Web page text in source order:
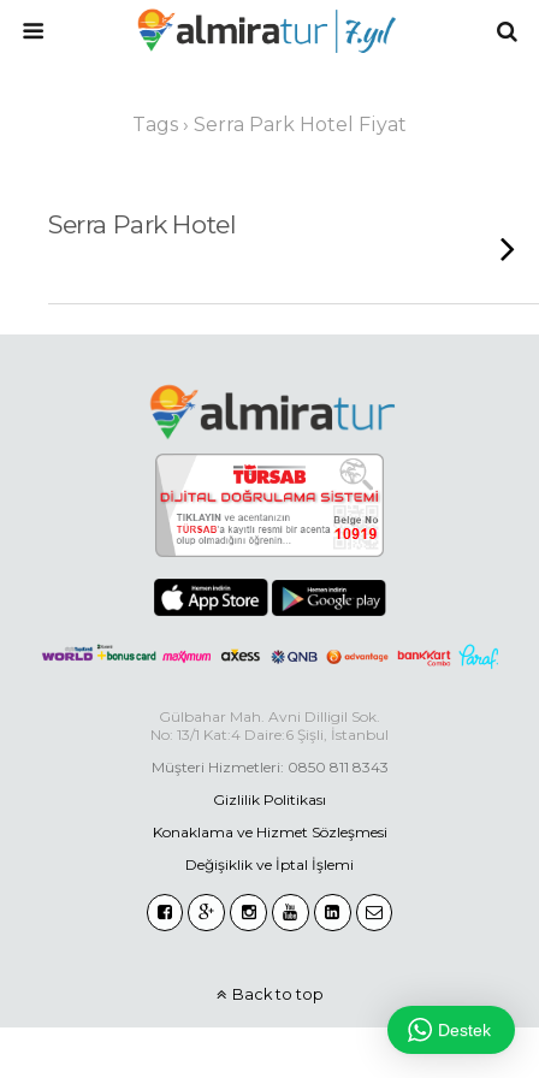
Tags › Serra Park Hotel Fiyat
Serra Park Hotel
Gülbahar Mah. Avni Dilligil Sok.
No: 13/1 Kat:4 Daire:6 Şişli, İstanbul
Müşteri Hizmetleri: 0850 811 8343
Gizlilik Politikası
Konaklama ve Hizmet Sözleşmesi
Değişiklik ve İptal İşlemi
Back to top
Destek